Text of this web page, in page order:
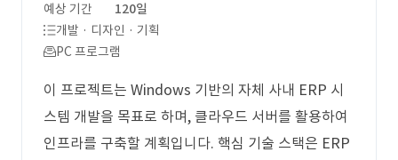
예상 기간
120일
개발 · 디자인 · 기획
PC 프로그램
이 프로젝트는 Windows 기반의 자체 사내 ERP 시
스템 개발을 목표로 하며, 클라우드 서버를 활용하여
인프라를 구축할 계획입니다. 핵심 기술 스택은 ERP